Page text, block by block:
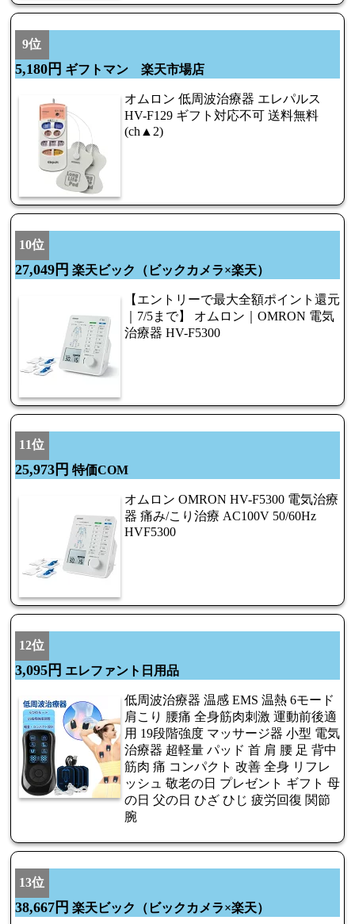
9位
5,180円 ギフトマン 楽天市場店
オムロン 低周波治療器 エレパルス
HV-F129 ギフト対応不可 送料無料
(ch▲2)
10位
27,049円 楽天ビック（ビックカメラ×楽天）
【エントリーで最大全額ポイント還元
｜7/5まで】 オムロン｜OMRON 電気
治療器 HV-F5300
11位
25,973円 特価COM
オムロン OMRON HV-F5300 電気治療
器 痛み/こり治療 AC100V 50/60Hz
HVF5300
12位
3,095円 エレファント日用品
低周波治療器 温感 EMS 温熱 6モード
肩こり 腰痛 全身筋肉刺激 運動前後適
用 19段階強度 マッサージ器 小型 電気
治療器 超軽量 パッド 首 肩 腰 足 背中
筋肉 痛 コンパクト 改善 全身 リフレ
ッシュ 敬老の日 プレゼント ギフト 母
の日 父の日 ひざ ひじ 疲労回復 関節
腕
13位
38,667円 楽天ビック（ビックカメラ×楽天）